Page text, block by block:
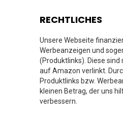
RECHTLICHES
Unsere Webseite
Werbeanzeigen und
(Produktlinks). Diese
auf Amazon verlinkt.
Produktlinks bzw.
kleinen Betrag, der uns
verbessern.